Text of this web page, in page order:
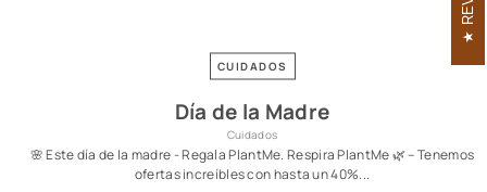
CUIDADOS
Día de la Madre
Cuidados
🌸 Este día de la madre - Regala PlantMe. Respira PlantMe 🌿 – Tenemos
ofertas increíbles con hasta un 40%...